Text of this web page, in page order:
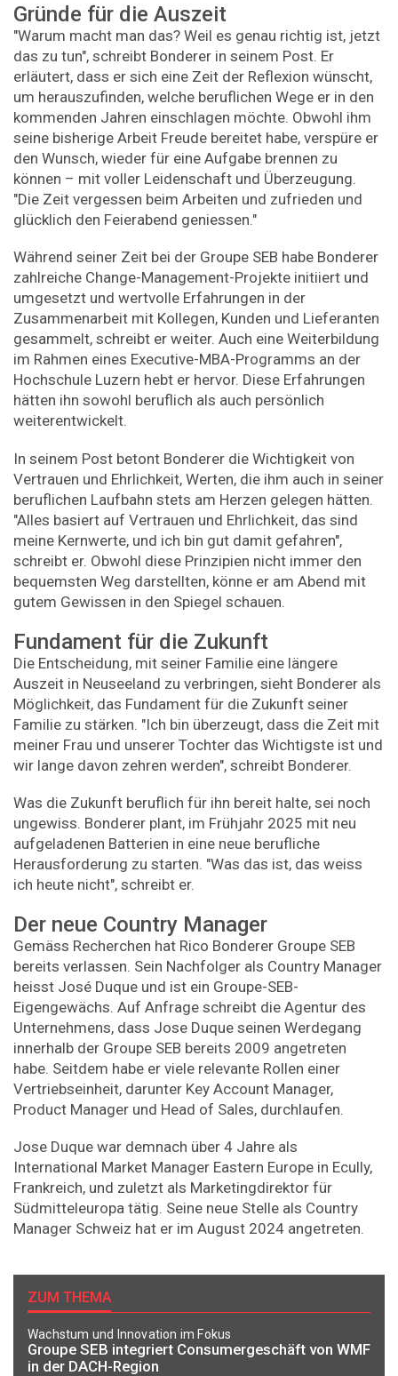
Gründe für die Auszeit
"Warum macht man das? Weil es genau richtig ist, jetzt
das zu tun", schreibt Bonderer in seinem Post. Er
erläutert, dass er sich eine Zeit der Reflexion wünscht,
um herauszufinden, welche beruflichen Wege er in den
kommenden Jahren einschlagen möchte. Obwohl ihm
seine bisherige Arbeit Freude bereitet habe, verspüre er
den Wunsch, wieder für eine Aufgabe brennen zu
können – mit voller Leidenschaft und Überzeugung.
"Die Zeit vergessen beim Arbeiten und zufrieden und
glücklich den Feierabend geniessen."
Während seiner Zeit bei der Groupe SEB habe Bonderer
zahlreiche Change-Management-Projekte initiiert und
umgesetzt und wertvolle Erfahrungen in der
Zusammenarbeit mit Kollegen, Kunden und Lieferanten
gesammelt, schreibt er weiter. Auch eine Weiterbildung
im Rahmen eines Executive-MBA-Programms an der
Hochschule Luzern hebt er hervor. Diese Erfahrungen
hätten ihn sowohl beruflich als auch persönlich
weiterentwickelt.
In seinem Post betont Bonderer die Wichtigkeit von
Vertrauen und Ehrlichkeit, Werten, die ihm auch in seiner
beruflichen Laufbahn stets am Herzen gelegen hätten.
"Alles basiert auf Vertrauen und Ehrlichkeit, das sind
meine Kernwerte, und ich bin gut damit gefahren",
schreibt er. Obwohl diese Prinzipien nicht immer den
bequemsten Weg darstellten, könne er am Abend mit
gutem Gewissen in den Spiegel schauen.
Fundament für die Zukunft
Die Entscheidung, mit seiner Familie eine längere
Auszeit in Neuseeland zu verbringen, sieht Bonderer als
Möglichkeit, das Fundament für die Zukunft seiner
Familie zu stärken. "Ich bin überzeugt, dass die Zeit mit
meiner Frau und unserer Tochter das Wichtigste ist und
wir lange davon zehren werden", schreibt Bonderer.
Was die Zukunft beruflich für ihn bereit halte, sei noch
ungewiss. Bonderer plant, im Frühjahr 2025 mit neu
aufgeladenen Batterien in eine neue berufliche
Herausforderung zu starten. "Was das ist, das weiss
ich heute nicht", schreibt er.
Der neue Country Manager
Gemäss Recherchen hat Rico Bonderer Groupe SEB
bereits verlassen. Sein Nachfolger als Country Manager
heisst José Duque und ist ein Groupe-SEB-
Eigengewächs. Auf Anfrage schreibt die Agentur des
Unternehmens, dass Jose Duque seinen Werdegang
innerhalb der Groupe SEB bereits 2009 angetreten
habe. Seitdem habe er viele relevante Rollen einer
Vertriebseinheit, darunter Key Account Manager,
Product Manager und Head of Sales, durchlaufen.
Jose Duque war demnach über 4 Jahre als
International Market Manager Eastern Europe in Ecully,
Frankreich, und zuletzt als Marketingdirektor für
Südmitteleuropa tätig. Seine neue Stelle als Country
Manager Schweiz hat er im August 2024 angetreten.
ZUM THEMA
Wachstum und Innovation im Fokus
Groupe SEB integriert Consumergeschäft von WMF
in der DACH-Region